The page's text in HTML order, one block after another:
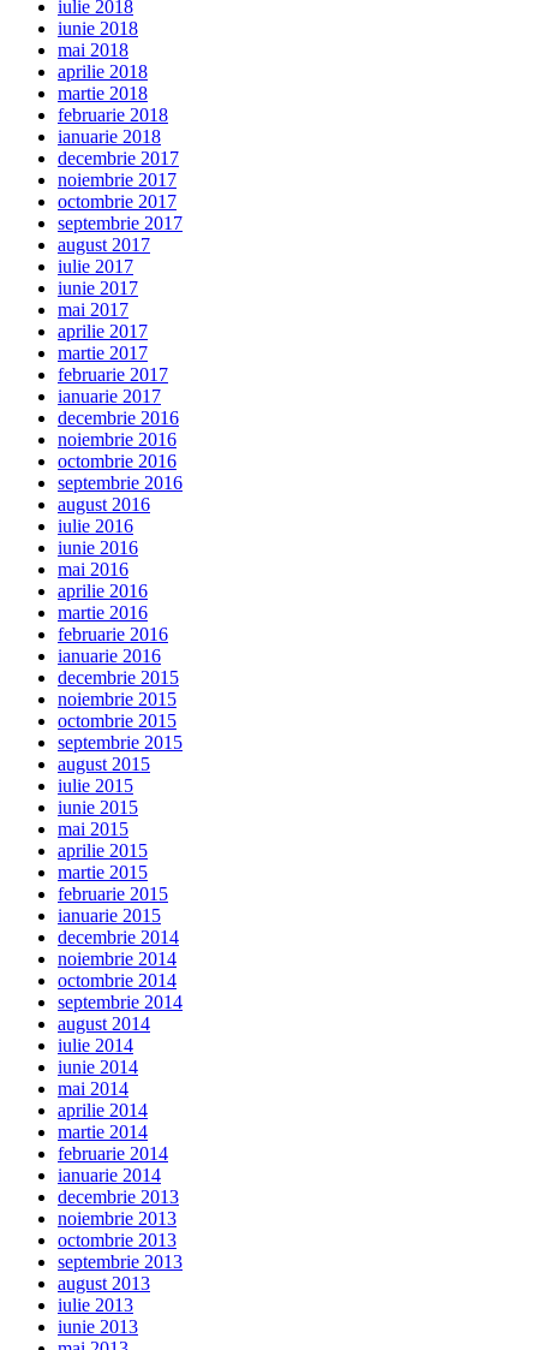
iulie 2018
iunie 2018
mai 2018
aprilie 2018
martie 2018
februarie 2018
ianuarie 2018
decembrie 2017
noiembrie 2017
octombrie 2017
septembrie 2017
august 2017
iulie 2017
iunie 2017
mai 2017
aprilie 2017
martie 2017
februarie 2017
ianuarie 2017
decembrie 2016
noiembrie 2016
octombrie 2016
septembrie 2016
august 2016
iulie 2016
iunie 2016
mai 2016
aprilie 2016
martie 2016
februarie 2016
ianuarie 2016
decembrie 2015
noiembrie 2015
octombrie 2015
septembrie 2015
august 2015
iulie 2015
iunie 2015
mai 2015
aprilie 2015
martie 2015
februarie 2015
ianuarie 2015
decembrie 2014
noiembrie 2014
octombrie 2014
septembrie 2014
august 2014
iulie 2014
iunie 2014
mai 2014
aprilie 2014
martie 2014
februarie 2014
ianuarie 2014
decembrie 2013
noiembrie 2013
octombrie 2013
septembrie 2013
august 2013
iulie 2013
iunie 2013